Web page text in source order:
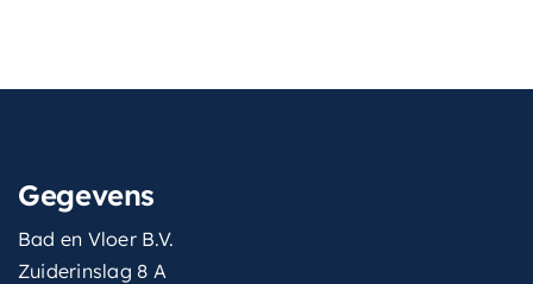
Gegevens
Bad en Vloer B.V.
Zuiderinslag 8 A